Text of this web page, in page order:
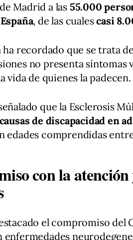
Madrid a las 55.000
, de las cualescasi
ha recordado que se trata
no presenta
vida de quienes la padecen.
que la Esclerosis
de discapacidad en
edades comprendidas
con la
el compromiso del
enfermedades